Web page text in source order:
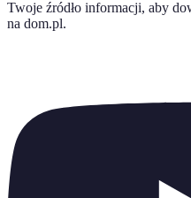
Twoje źródło informacji, aby
na dom.pl.